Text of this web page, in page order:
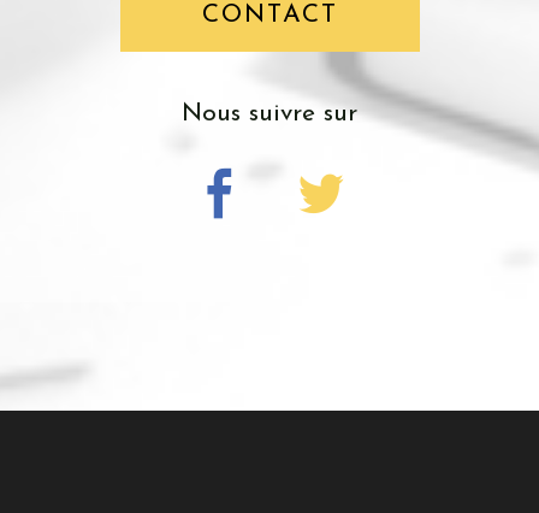
CONTACT
nous suivre sur